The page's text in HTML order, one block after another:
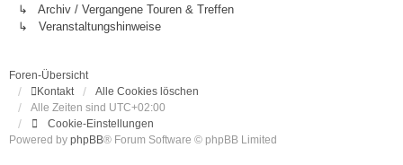
↳ Archiv / Vergangene Touren & Treffen
↳ Veranstaltungshinweise
Foren-Übersicht
Kontakt
Alle Cookies löschen
Alle Zeiten sind UTC+02:00
Cookie-Einstellungen
Powered by phpBB® Forum Software © phpBB Limited